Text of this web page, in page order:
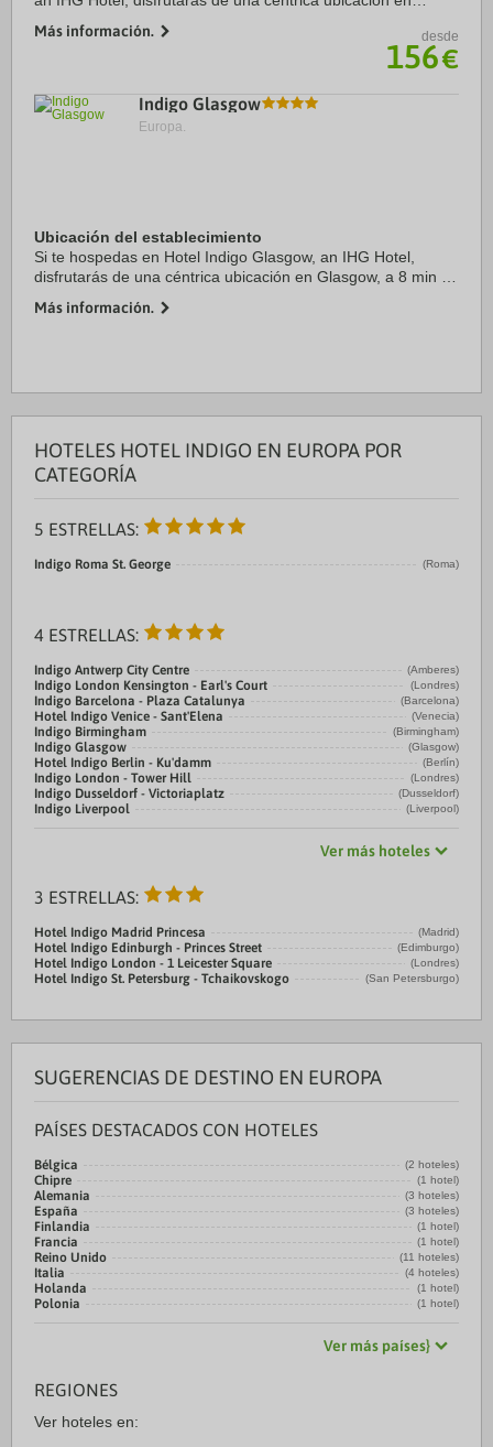
Giles y Jardines de Princes Street. ...
Más información. desde
156€
Indigo Glasgow
Europa.
Ubicación del establecimiento
Si te hospedas en Hotel Indigo Glasgow, an IHG Hotel,
disfrutarás de una céntrica ubicación en Glasgow, a 8 min a
Además, este hotel se encuentra a 2,1 ...
Más información.
HOTELES HOTEL INDIGO EN EUROPA POR
CATEGORÍA
5 ESTRELLAS:
Indigo Roma St. George (Roma)
4 ESTRELLAS:
Indigo Antwerp City Centre (Amberes)
Indigo London Kensington - Earl's Court (Londres)
Indigo Barcelona - Plaza Catalunya (Barcelona)
Hotel Indigo Venice - Sant'Elena (Venecia)
Indigo Birmingham (Birmingham)
Indigo Glasgow (Glasgow)
Hotel Indigo Berlin - Ku'damm (Berlín)
Indigo London - Tower Hill (Londres)
Indigo Dusseldorf - Victoriaplatz (Dusseldorf)
Indigo Liverpool (Liverpool)
Ver más hoteles
3 ESTRELLAS:
Hotel Indigo Madrid Princesa (Madrid)
Hotel Indigo Edinburgh - Princes Street (Edimburgo)
Hotel Indigo London - 1 Leicester Square (Londres)
Hotel Indigo St. Petersburg - Tchaikovskogo (San Petersburgo)
SUGERENCIAS DE DESTINO EN EUROPA
PAÍSES DESTACADOS CON HOTELES
Bélgica (2 hoteles)
Chipre (1 hotel)
Alemania (3 hoteles)
España (3 hoteles)
Finlandia (1 hotel)
Francia (1 hotel)
Reino Unido (11 hoteles)
Italia (4 hoteles)
Holanda (1 hotel)
Polonia (1 hotel)
Ver más países}
REGIONES
Ver hoteles en: